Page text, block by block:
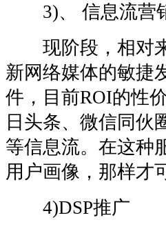
3)、 信息流营
现阶段，相对来
新网络媒体的敏捷
件，目前ROI的性
日头条、微信同伙
等信息流。在这种
用户画像，那样才
4)DSP推广